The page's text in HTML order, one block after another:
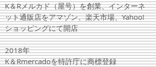
K＆Rメルカド（屋号）を創業、インターネ
ット通販店をアマゾン、楽天市場、Yahoo!
ショッピングにて開店
2018年
K＆Rmercadoを特許庁に商標登録